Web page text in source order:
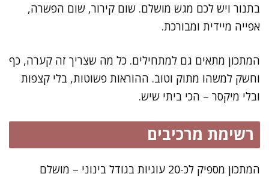
בתנור ויש לכם מגש מושלם. שום קירור, שום הפשרה,
אפייה מיידית ומבורכת.
המתכון מתאים גם למתחילים. כל מה שצריך זה קערה, כף
וחשק למשהו מתוק וטוב. ההוראות פשוטות, בלי קצפות
ובלי מיקסר – הכי ביתי שיש.
רשימת מרכיבים
המתכון מספיק לכ-20 עוגיות בגודל בינוני – מושלם